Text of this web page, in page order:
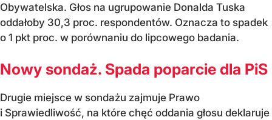
Obywatelska. Głos na ugrupowanie Donalda Tuska
oddałoby 30,3 proc. respondentów. Oznacza to spadek
o 1 pkt proc. w porównaniu do lipcowego badania.
Nowy sondaż. Spada poparcie dla PiS
Drugie miejsce w sondażu zajmuje Prawo
i Sprawiedliwość, na które chęć oddania głosu deklaruje